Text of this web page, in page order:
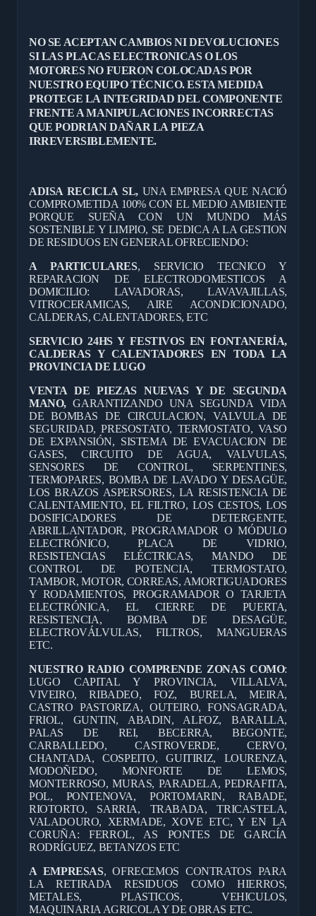
NO SE ACEPTAN CAMBIOS NI DEVOLUCIONES
SI LAS PLACAS ELECTRONICAS O LOS
MOTORES NO FUERON COLOCADAS POR
NUESTRO EQUIPO TÉCNICO. ESTA MEDIDA
PROTEGE LA INTEGRIDAD DEL COMPONENTE
FRENTE A MANIPULACIONES INCORRECTAS
QUE PODRIAN DAÑAR LA PIEZA
IRREVERSIBLEMENTE.
ADISA RECICLA SL, UNA EMPRESA QUE NACIÓ
COMPROMETIDA 100% CON EL MEDIO AMBIENTE
PORQUE SUEÑA CON UN MUNDO MÁS
SOSTENIBLE Y LIMPIO, SE DEDICA A LA GESTION
DE RESIDUOS EN GENERAL OFRECIENDO:
A PARTICULARES, SERVICIO TECNICO Y
REPARACION DE ELECTRODOMESTICOS A
DOMICILIO: LAVADORAS, LAVAVAJILLAS,
VITROCERAMICAS, AIRE ACONDICIONADO,
CALDERAS, CALENTADORES, ETC
SERVICIO 24HS Y FESTIVOS EN FONTANERÍA,
CALDERAS Y CALENTADORES EN TODA LA
PROVINCIA DE LUGO
VENTA DE PIEZAS NUEVAS Y DE SEGUNDA
MANO, GARANTIZANDO UNA SEGUNDA VIDA
DE BOMBAS DE CIRCULACION, VALVULA DE
SEGURIDAD, PRESOSTATO, TERMOSTATO, VASO
DE EXPANSIÓN, SISTEMA DE EVACUACION DE
GASES, CIRCUITO DE AGUA, VALVULAS,
SENSORES DE CONTROL, SERPENTINES,
TERMOPARES, BOMBA DE LAVADO Y DESAGÜE,
LOS BRAZOS ASPERSORES, LA RESISTENCIA DE
CALENTAMIENTO, EL FILTRO, LOS CESTOS, LOS
DOSIFICADORES DE DETERGENTE,
ABRILLANTADOR, PROGRAMADOR O MÓDULO
ELECTRÓNICO, PLACA DE VIDRIO,
RESISTENCIAS ELÉCTRICAS, MANDO DE
CONTROL DE POTENCIA, TERMOSTATO,
TAMBOR, MOTOR, CORREAS, AMORTIGUADORES
Y RODAMIENTOS, PROGRAMADOR O TARJETA
ELECTRÓNICA, EL CIERRE DE PUERTA,
RESISTENCIA, BOMBA DE DESAGÜE,
ELECTROVÁLVULAS, FILTROS, MANGUERAS
ETC.
NUESTRO RADIO COMPRENDE ZONAS COMO:
LUGO CAPITAL Y PROVINCIA, VILLALVA,
VIVEIRO, RIBADEO, FOZ, BURELA, MEIRA,
CASTRO PASTORIZA, OUTEIRO, FONSAGRADA,
FRIOL, GUNTIN, ABADIN, ALFOZ, BARALLA,
PALAS DE REI, BECERRA, BEGONTE,
CARBALLEDO, CASTROVERDE, CERVO,
CHANTADA, COSPEITO, GUITIRIZ, LOURENZA,
MODOÑEDO, MONFORTE DE LEMOS,
MONTERROSO, MURAS, PARADELA, PEDRAFITA,
POL, PONTENOVA, PORTOMARIN, RABADE,
RIOTORTO, SARRIA, TRABADA, TRICASTELA,
VALADOURO, XERMADE, XOVE ETC, Y EN LA
CORUÑA: FERROL, AS PONTES DE GARCÍA
RODRÍGUEZ, BETANZOS ETC
A EMPRESAS, OFRECEMOS CONTRATOS PARA
LA RETIRADA RESIDUOS COMO HIERROS,
METALES, PLASTICOS, VEHICULOS,
MAQUINARIA AGRICOLA Y DE OBRAS ETC.